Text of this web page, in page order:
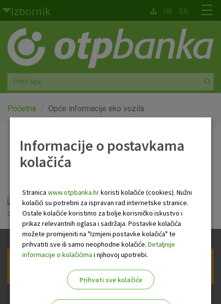
Skoči na glavni sadržaj
Izbornik
Građani
Privatno bankarstvo
Agro
Mala poduzeća i obrtnici
Globalna tržišta
O nama
☰
HR EN
Početna Opće informacije eko vozila
Opće informacije eko
opce_informacije_o_gotovinskom_kreditu_eko_vozila.pdf
Informacije o postavkama
kolačića
Stranica www.otpbanka.hrkoristi kolačiće (cookies). Nužni
kolačići su potrebni za ispravan rad internetske stranice.
Ostale kolačiće koristimo za bolje korisničko iskustvo i
prikaz relevantnih oglasa i sadržaja. Postavke kolačića
možete promijeniti na "Izmjeni postavke kolačića" te
prihvatiti sve ili samo neophodne kolačiće. Detaljnije
informacije o kolačićima i njihovoj upotrebi.
Prihvati sve kolačiće